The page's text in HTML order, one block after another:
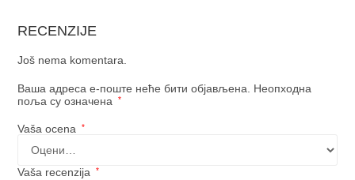
RECENZIJE
Još nema komentara.
Ваша адреса е-поште неће бити објављена. Неопходна
поља су означена
*
Vaša ocena *
Vaša recenzija *